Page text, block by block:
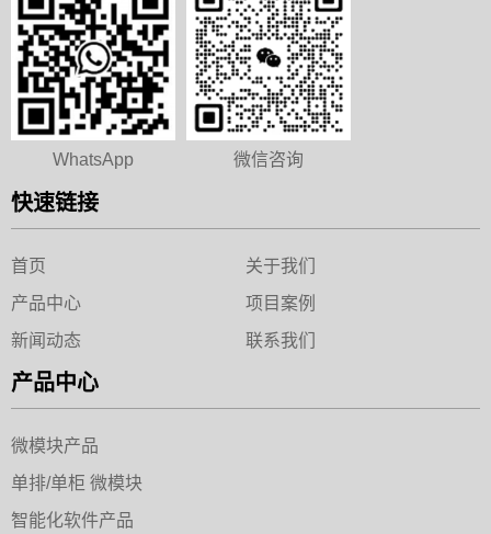
WhatsApp 微信咨询
快速链接
首页
关于我们
产品中心
项目案例
新闻动态
联系我们
产品中心
微模块产品
单排/单柜 微模块
智能化软件产品